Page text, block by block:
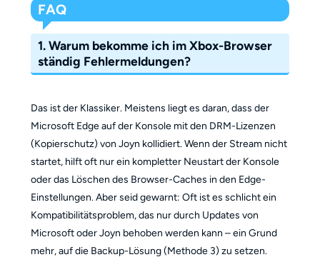
FAQ
1. Warum bekomme ich im Xbox-Browser
ständig Fehlermeldungen?
Das ist der Klassiker. Meistens liegt es daran, dass der
Microsoft Edge auf der Konsole mit den DRM-Lizenzen
(Kopierschutz) von Joyn kollidiert. Wenn der Stream nicht
startet, hilft oft nur ein kompletter Neustart der Konsole
oder das Löschen des Browser-Caches in den Edge-
Einstellungen. Aber seid gewarnt: Oft ist es schlicht ein
Kompatibilitätsproblem, das nur durch Updates von
Microsoft oder Joyn behoben werden kann – ein Grund
mehr, auf die Backup-Lösung (Methode 3) zu setzen.